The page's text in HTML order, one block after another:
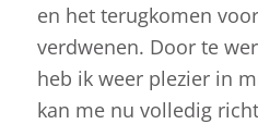
en het terugkomen
verdwenen. Door te
heb ik weer plezier in
kan me nu volledig